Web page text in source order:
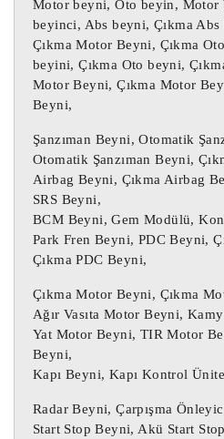
476605492R Renault
476605492R Renault
476605492R Dacia
476605492R Dacia
476605492R Captur Abs
476605492R Sandero
476605492R Stepway
0265956285 Abs Beyni
476605492R Clio 4 Abs
476605492R Sandero
0265956285 Stepway
0265956285 /
476605492R /
0265956285 Abs Beyni /
Motor beyni, Oto beyin, Motor
beyinci, Abs beyni, Çıkma Abs
Çıkma Motor Beyni, Çıkma
beyini, Çıkma Oto beyni,
Motor Beyni, Çıkma Motor
Beyni,
Şanzıman Beyni, Otomatik
Otomatik Şanzıman Beyni,
Airbag Beyni, Çıkma Airbag
SRS Beyni,
BCM Beyni, Gem Modülü,
Park Fren Beyni, PDC Beyni,
Çıkma PDC Beyni,
Çıkma Motor Beyni, Çıkma
Ağır Vasıta Motor Beyni,
Yat Motor Beyni, TIR Motor
Beyni,
Kapı Beyni, Kapı Kontrol
Radar Beyni, Çarpışma
Start Stop Beyni, Akü Start